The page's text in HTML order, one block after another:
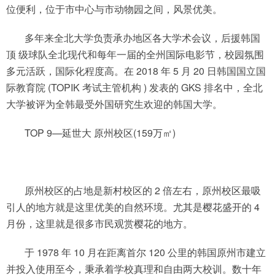
位便利，位于市中心与市动物园之间，风景优美。
多年来全北大学负责承办地区各大学术会议，后援韩国
顶 级球队全北现代和每年一届的全州国际电影节，校园氛围
多元活跃，国际化程度高。在 2018 年 5 月 20 日韩国国立国
际教育院 (TOPIK 考试主管机构 ) 发表的 GKS 排名中，全北
大学被评为全韩最受外国研究生欢迎的韩国大学。
TOP 9—延世大 原州校区(159万㎡)
原州校区的占地是新村校区的 2 倍左右，原州校区最吸
引人的地方就是这里优美的自然环境。尤其是樱花盛开的 4
月份，这里就是很多市民观赏樱花的地方。
于 1978 年 10 月在距离首尔 120 公里的韩国原州市建立
并投入使用至今，秉承着学校真理和自由两大校训。数十年